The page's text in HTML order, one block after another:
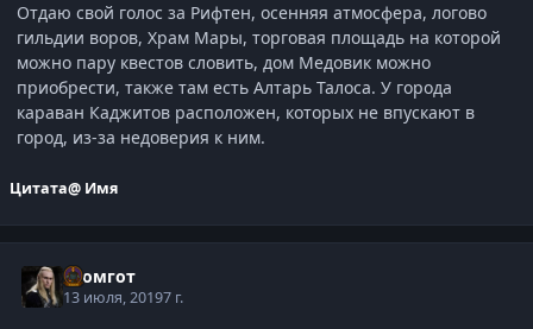
Отдаю свой голос за Рифтен, осенняя атмосфера, логово
гильдии воров, Храм Мары, торговая площадь на которой
можно пару квестов словить, дом Медовик можно
приобрести, также там есть Алтарь Талоса. У города
караван Каджитов расположен, которых не впускают в
город, из-за недоверия к ним.
Цитата@ Имя
Громгот
13 июля, 20197 г.